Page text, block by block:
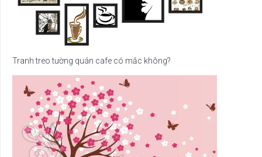
Tranh treo tường quán cafe có mắc không?